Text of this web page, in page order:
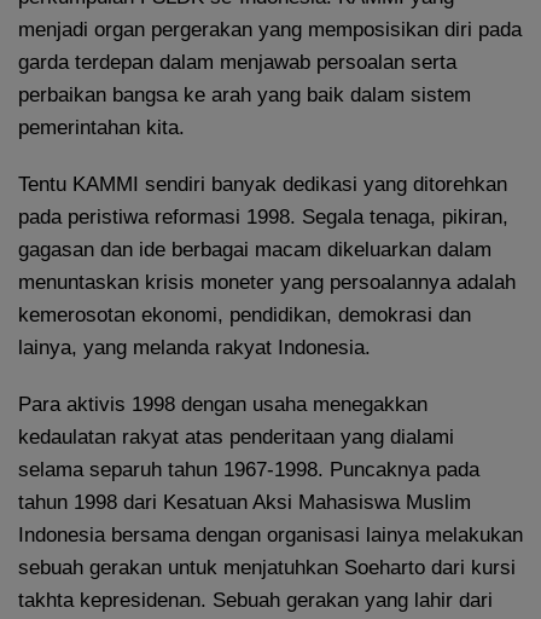
menjadi organ pergerakan yang memposisikan diri pada
garda terdepan dalam menjawab persoalan serta
perbaikan bangsa ke arah yang baik dalam sistem
pemerintahan kita.
Tentu KAMMI sendiri banyak dedikasi yang ditorehkan
pada peristiwa reformasi 1998. Segala tenaga, pikiran,
gagasan dan ide berbagai macam dikeluarkan dalam
menuntaskan krisis moneter yang persoalannya adalah
kemerosotan ekonomi, pendidikan, demokrasi dan
lainya, yang melanda rakyat Indonesia.
Para aktivis 1998 dengan usaha menegakkan
kedaulatan rakyat atas penderitaan yang dialami
selama separuh tahun 1967-1998. Puncaknya pada
tahun 1998 dari Kesatuan Aksi Mahasiswa Muslim
Indonesia bersama dengan organisasi lainya melakukan
sebuah gerakan untuk menjatuhkan Soeharto dari kursi
takhta kepresidenan. Sebuah gerakan yang lahir dari